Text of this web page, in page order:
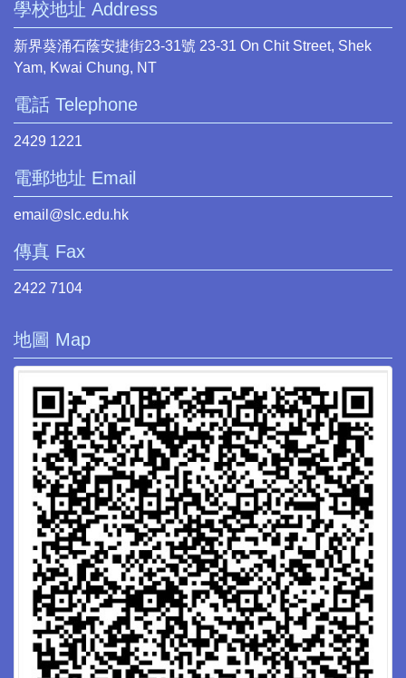
學校地址 Address
新界葵涌石蔭安捷街23-31號 23-31 On Chit Street, Shek
Yam, Kwai Chung, NT
電話 Telephone
2429 1221
電郵地址 Email
email@slc.edu.hk
傳真 Fax
2422 7104
地圖 Map